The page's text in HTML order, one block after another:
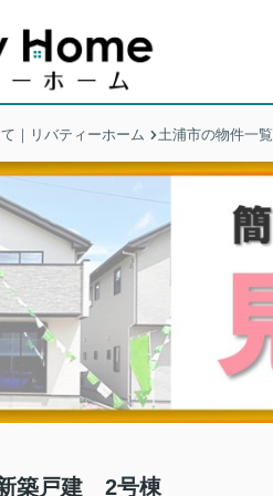
｜リバティーホーム 土浦市の物件一覧
築戸建 2号棟